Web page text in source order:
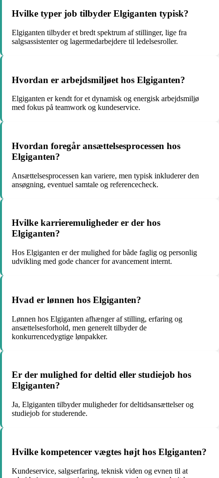
Hvilke typer job tilbyder Elgiganten typisk?
Elgiganten tilbyder et bredt spektrum af stillinger, lige fra
salgsassistenter og lagermedarbejdere til ledelsesroller.
Hvordan er arbejdsmiljøet hos Elgiganten?
Elgiganten er kendt for et dynamisk og energisk arbejdsmiljø
med fokus på teamwork og kundeservice.
Hvordan foregår ansættelsesprocessen hos
Elgiganten?
Ansættelsesprocessen kan variere, men typisk inkluderer den
ansøgning, eventuel samtale og referencecheck.
Hvilke karrieremuligheder er der hos
Elgiganten?
Hos Elgiganten er der mulighed for både faglig og personlig
udvikling med gode chancer for avancement internt.
Hvad er lønnen hos Elgiganten?
Lønnen hos Elgiganten afhænger af stilling, erfaring og
ansættelsesforhold, men generelt tilbyder de
konkurrencedygtige lønpakker.
Er der mulighed for deltid eller studiejob hos
Elgiganten?
Ja, Elgiganten tilbyder muligheder for deltidsansættelser og
studiejob for studerende.
Hvilke kompetencer vægtes højt hos Elgiganten?
Kundeservice, salgserfaring, teknisk viden og evnen til at